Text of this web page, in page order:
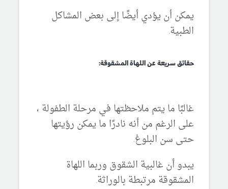
يمكن أن يؤدي أيضًا إلى بعض المشاكل
الطبية.
حقائق سريعة عن اللهاة المشقوقة:
غالبًا ما يتم ملاحظتها في مرحلة الطفولة ،
على الرغم من أنه نادرًا ما يمكن رؤيتها
حتى سن البلوغ.
يبدو أن غالبية الشقوق وربما اللهاة
المشقوقة مرتبطة بالوراثة.